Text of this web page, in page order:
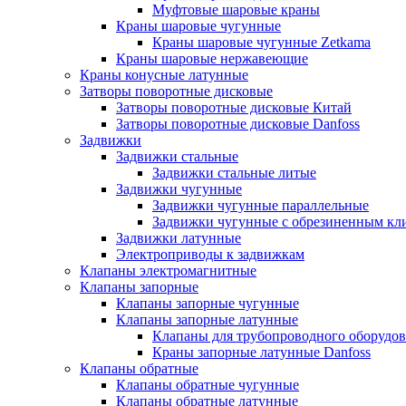
Муфтовые шаровые краны
Краны шаровые чугунные
Краны шаровые чугунные Zetkama
Краны шаровые нержавеющие
Краны конусные латунные
Затворы поворотные дисковые
Затворы поворотные дисковые Китай
Затворы поворотные дисковые Danfoss
Задвижки
Задвижки стальные
Задвижки стальные литые
Задвижки чугунные
Задвижки чугунные параллельные
Задвижки чугунные с обрезиненным
Задвижки латунные
Электроприводы к задвижкам
Клапаны электромагнитные
Клапаны запорные
Клапаны запорные чугунные
Клапаны запорные латунные
Клапаны для трубопроводного
Краны запорные латунные Danfoss
Клапаны обратные
Клапаны обратные чугунные
Клапаны обратные латунные